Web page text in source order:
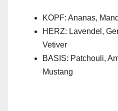
KOPF: Ananas,
HERZ: Laven­del,
Vetiv­er
BASIS: Patchouli,
Mus­tang